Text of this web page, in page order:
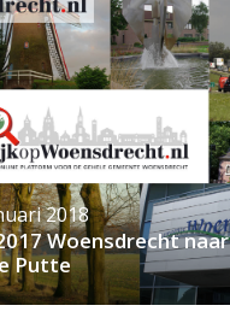
2018
Woensdrecht naar
Putte